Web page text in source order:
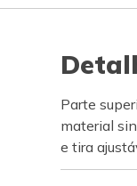
Parte
material
e tira